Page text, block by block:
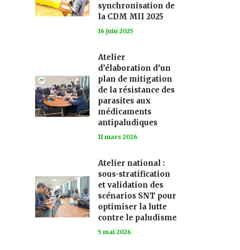
synchronisation de
la CDM MII 2025
16 juin 2025
Atelier
d’élaboration d’un
plan de mitigation
de la résistance des
parasites aux
médicaments
antipaludiques
11 mars 2026
Atelier national :
sous-stratification
et validation des
scénarios SNT pour
optimiser la lutte
contre le paludisme
5 mai 2026